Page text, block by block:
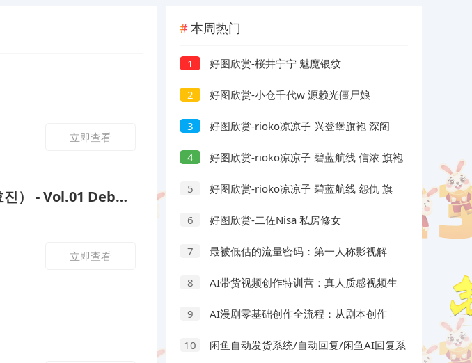
立即查看
in Boy Friend’s House
立即查看
本周热门
1 好图欣赏-桜井宁宁 魅魔银纹
2 好图欣赏-小仓千代w 源赖光僵尸娘
3
好图欣赏-rioko凉凉子 兴登堡旗袍 深阁
舞戏
4
好图欣赏-rioko凉凉子 碧蓝航线 信浓 旗袍
5
好图欣赏-rioko凉凉子 碧蓝航线 怨仇 旗
6 好图欣赏-二佐Nisa 私房修女
7
最被低估的流量密码：第一人称影视解
8
AI带货视频创作特训营：真人质感视频生
9
AI漫剧零基础创作全流程：从剧本创作
10
闲鱼自动发货系统/自动回复/闲鱼AI回复系